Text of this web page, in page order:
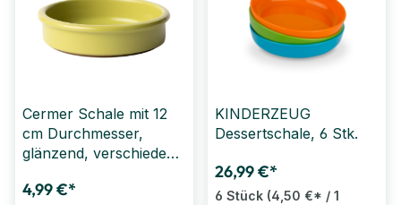
Cermer Schale mit 12
cm Durchmesser,
glänzend, verschiedene
4,99 €*
KINDERZEUG
Dessertschale, 6 Stk.
26,99 €*
6 Stück (4,50 €* / 1